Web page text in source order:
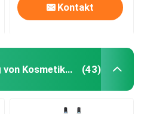
Kontakt
Maschine zur Befüllung von Kosmetikcreme (43)